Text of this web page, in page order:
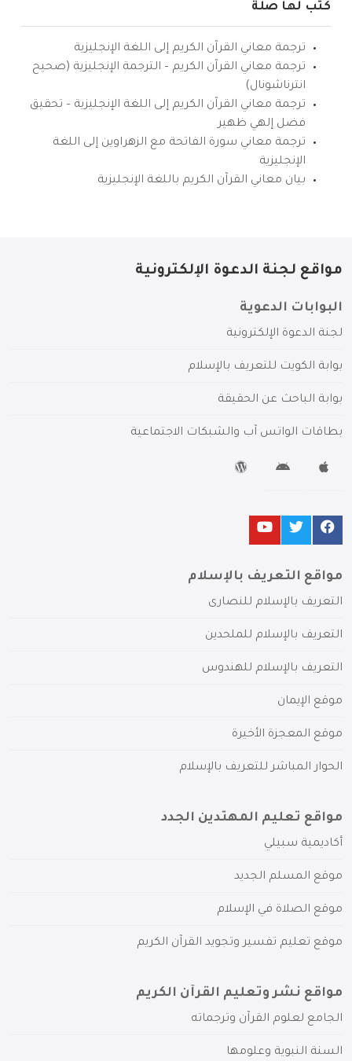
كتب لها صلة
ترجمة معاني القرآن الكريم إلى اللغة الإنجليزية
ترجمة معاني القرآن الكريم – الترجمة الإنجليزية (صحيح
انترناشونال)
ترجمة معاني القرآن الكريم إلى اللغة الإنجليزية – تحقيق
فضل إلهي ظهير
ترجمة معاني سورة الفاتحة مع الزهراوين إلى اللغة
الإنجليزية
بيان معاني القرآن الكريم باللغة الإنجليزية
مواقع لجنة الدعوة الإلكترونية
البوابات الدعوية
لجنة الدعوة الإلكترونية
بوابة الكويت للتعريف بالإسلام
بوابة الباحث عن الحقيقة
بطاقات الواتس آب والشبكات الاجتماعية
مواقع التعريف بالإسلام
التعريف بالإسلام للنصارى
التعريف بالإسلام للملحدين
التعريف بالإسلام للهندوس
موقع الإيمان
موقع المعجزة الأخيرة
الحوار المباشر للتعريف بالإسلام
مواقع تعليم المهتدين الجدد
أكاديمية سبيلي
موقع المسلم الجديد
موقع الصلاة في الإسلام
موقع تعليم تفسير وتجويد القرآن الكريم
مواقع نشر وتعليم القرآن الكريم
الجامع لعلوم القرآن وترجماته
السنة النبوية وعلومها